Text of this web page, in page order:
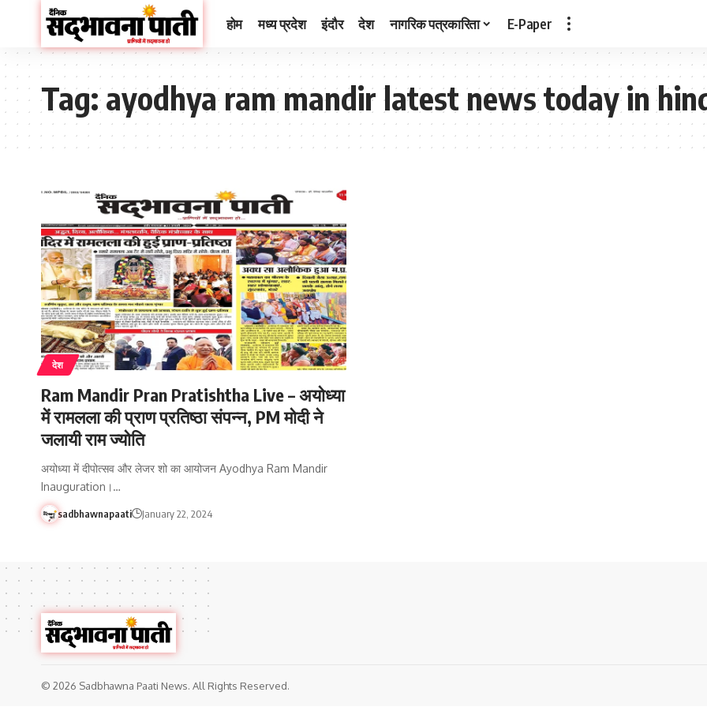
होम मध्य प्रदेश इंदौर देश नागरिक पत्रकारिता E-Paper
Tag:ayodhya ram mandir latest news today in
देश
Ram Mandir Pran Pratishtha Live – अयोध्या
में रामलला की प्राण प्रतिष्ठा संपन्न, PM मोदी ने
जलायी राम ज्योति
अयोध्या में दीपोत्सव और लेजर शो का आयोजन Ayodhya Ram Mandir
Inauguration।…
sadbhawnapaati January 22, 2024
© 2026 Sadbhawna Paati News. All Rights Reserved.